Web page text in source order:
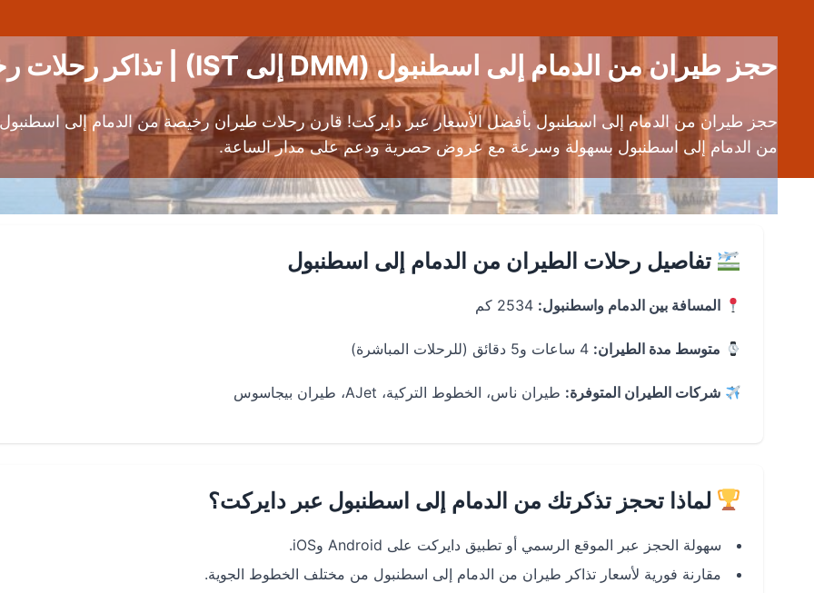
حجز طيران من الدمام إلى اسطنبول (DMM إلى IST) | تذاكر رحلات رخيصة
من الدمام إلى اسطنبول بسهولة وسرعة مع عروض حصرية ودعم على مدار الساعة.
تفاصيل رحلات الطيران من الدمام إلى اسطنبول
المسافة بين الدمام واسطنبول: 2534 كم
متوسط مدة الطيران: 4 ساعات و5 دقائق (للرحلات المباشرة)
شركات الطيران المتوفرة: طيران ناس، الخطوط التركية، AJet، طيران بيجاسوس
لماذا تحجز تذكرتك من الدمام إلى اسطنبول عبر دايركت؟
سهولة الحجز عبر الموقع الرسمي أو تطبيق دايركت على Android وiOS.
مقارنة فورية لأسعار تذاكر طيران من الدمام إلى اسطنبول من مختلف الخطوط الجوية.